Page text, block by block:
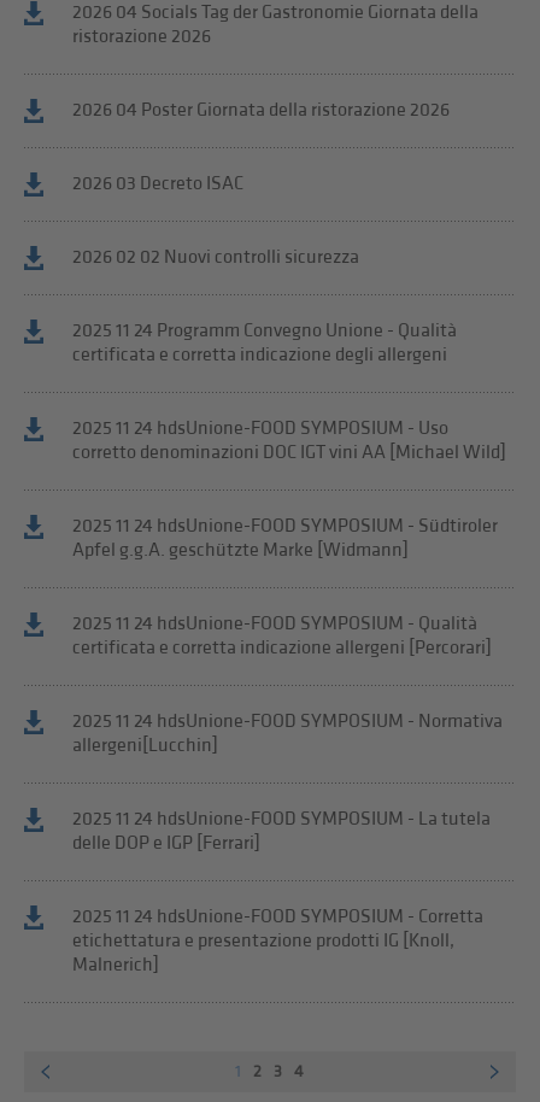
2026 04 Socials Tag der Gastronomie Giornata della
ristorazione 2026
2026 04 Poster Giornata della ristorazione 2026
2026 03 Decreto ISAC
2026 02 02 Nuovi controlli sicurezza
2025 11 24 Programm Convegno Unione - Qualità
certificata e corretta indicazione degli allergeni
2025 11 24 hdsUnione-FOOD SYMPOSIUM - Uso
corretto denominazioni DOC IGT vini AA [Michael Wild]
2025 11 24 hdsUnione-FOOD SYMPOSIUM - Südtiroler
Apfel g.g.A. geschützte Marke [Widmann]
2025 11 24 hdsUnione-FOOD SYMPOSIUM - Qualità
certificata e corretta indicazione allergeni [Percorari]
2025 11 24 hdsUnione-FOOD SYMPOSIUM - Normativa
allergeni[Lucchin]
2025 11 24 hdsUnione-FOOD SYMPOSIUM - La tutela
delle DOP e IGP [Ferrari]
2025 11 24 hdsUnione-FOOD SYMPOSIUM - Corretta
etichettatura e presentazione prodotti IG [Knoll,
Malnerich]
1 2 3 4